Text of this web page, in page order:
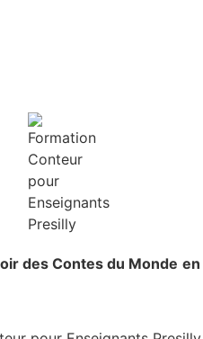
des Contes du Monde en